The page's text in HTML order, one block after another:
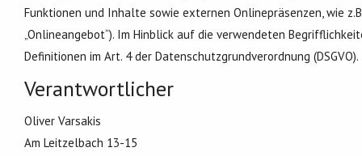
Funktionen und Inhalte sowie externen Onlinepräsenzen, wie
„Onlineangebot“). Im Hinblick auf die verwendeten
Definitionen im Art. 4 der Datenschutzgrundverordnung (DSGVO).
Verantwortlicher
Oliver Varsakis
Am Leitzelbach 13-15